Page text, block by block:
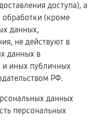
доступа), а
обработки (кроме
данных,
не действуют в
данных в
и иных публичных
РФ.
данных
персональных